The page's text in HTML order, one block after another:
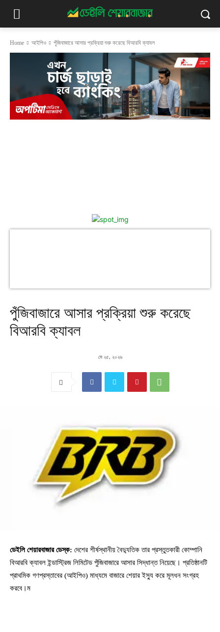
Home আইপিও পুঁজিবাজারে আসার প্রক্রিয়া শুরু করেছে বিআরবি ক্যাবল
পুঁজিবাজারে আসার প্রক্রিয়া শুরু করেছে
বিআরবি ক্যাবল
মে ২৫, ২০২৬
ডেইলি শেয়ারবাজার ডেস্ক: দেশের শীর্ষস্থানীয় বৈদ্যুতিক তার প্রস্তুতকারী কোম্পানি
বিআরবি ক্যাবল ইন্ডাস্ট্রিজ লিমিটেড পুঁজিবাজারে আসার সিদ্ধান্ত নিয়েছে। প্রতিষ্ঠানটি
প্রাথমিক গণপ্রস্তাবের (আইপিও) মাধ্যমে বাজারে শেয়ার ইস্যু করে মূলধন সংগ্রহ
করবে।ম